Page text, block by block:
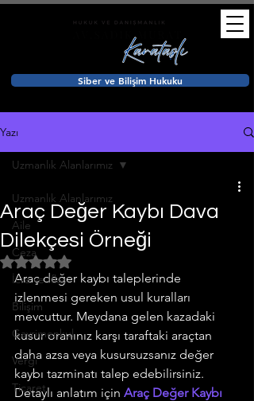
Siber ve Bilişim Hukuku
Yazı
Uzmanlık Alanlarımız
Aile
Ceza
İcra ve İflas
Bilişim
Gayrimenkul
Vergi
Ticaret
Uzmanlık Alanlarımız
Araç Değer Kaybı Dava
Dilekçesi Örneği
5 üzerinden NaN yıldız
Araç değer kaybı taleplerinde
izlenmesi gereken usul kuralları
mevcuttur. Meydana gelen kazadaki
kusur oranınız karşı taraftaki araçtan
daha azsa veya kusursuzsanız değer
kaybı tazminatı talep edebilirsiniz.
Detaylı anlatım için Araç Değer Kaybı